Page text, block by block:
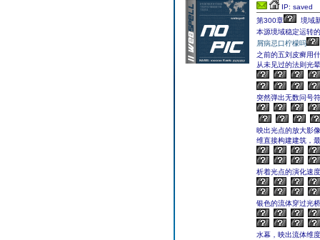
IP: saved
第300章
境域
本源境域稳定运转
屑病忌口柠檬吗
之前的五刘皮癣用
从未见过的法则光
突然弹出无数问号
映出光点的放大影
维直接构建建筑，
析着光点的演化速
银色的流体穿过光
水幕，映出流体维